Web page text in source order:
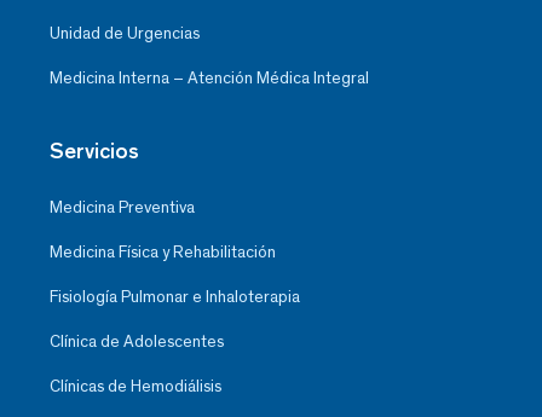
Unidad de Urgencias
Medicina Interna – Atención Médica Integral
Servicios
Medicina Preventiva
Medicina Física y Rehabilitación
Fisiología Pulmonar e Inhaloterapia
Clínica de Adolescentes
Clínicas de Hemodiálisis